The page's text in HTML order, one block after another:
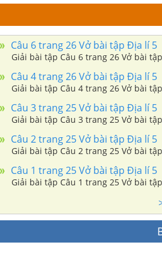
Câu 6 trang 26 Vở bài tập Địa lí 5
Giải bài tập Câu 6 trang 26 Vở bài
Câu 4 trang 26 Vở bài tập Địa lí 5
Giải bài tập Câu 4 trang 26 Vở bài
Câu 3 trang 25 Vở bài tập Địa lí 5
Giải bài tập Câu 3 trang 25 Vở bài
Câu 2 trang 25 Vở bài tập Địa lí 5
Giải bài tập Câu 2 trang 25 Vở bài
Câu 1 trang 25 Vở bài tập Địa lí 5
Giải bài tập Câu 1 trang 25 Vở bài